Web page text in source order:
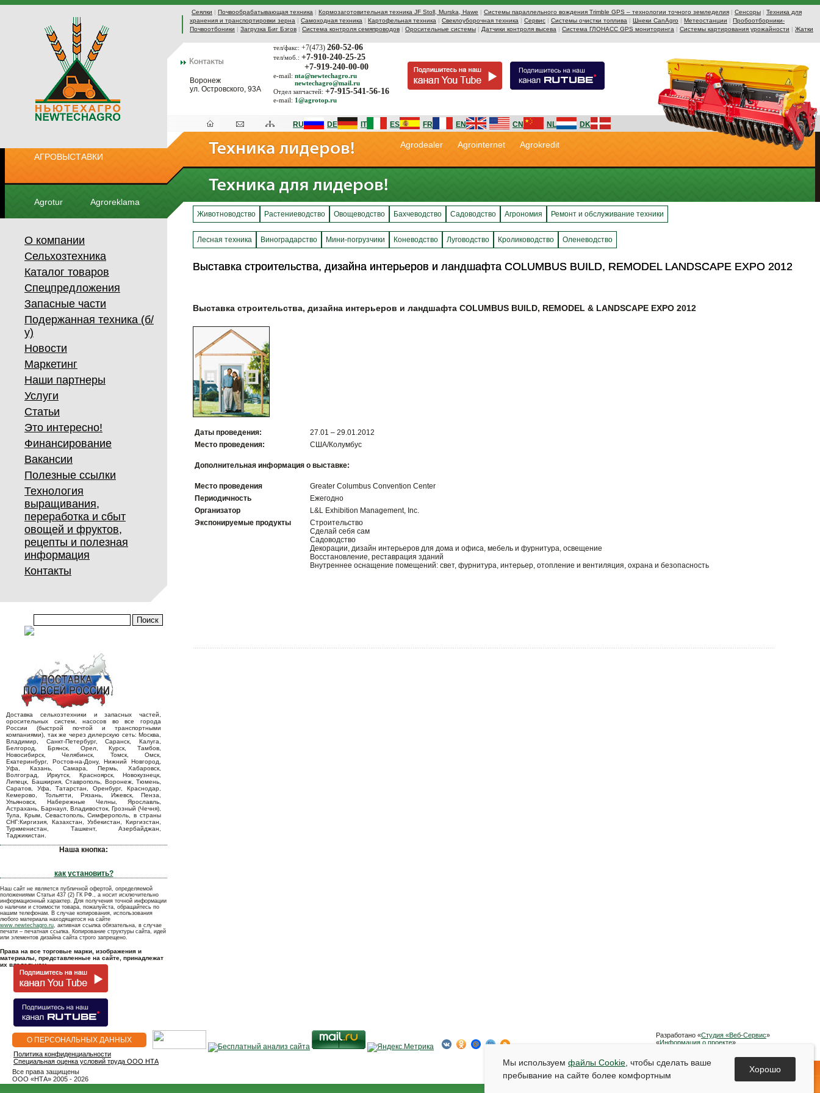
Сеялки | Почвообрабатывающая техника | Кормозаготовительная техника JF Stoll, Murska, Hawe | Системы параллельного вождения Trimble GPS – технологии точного земледелия | Сенсоры | Техника для
хранения и транспортировки зерна | Самоходная техника | Картофельная техника | Свеклоуборочная техника | Сервис | Системы очистки топлива | Шнеки CanAgro | Метеостанции | Пробоотборники-
Почвоотбоники | Загрузка Биг Бэгов | Система контроля семяпроводов | Оросительные системы | Датчики контроля высева | Система ГЛОНАСС GPS мониторинга | Системы картирования урожайности | Жатки
Воронеж
ул. Островского, 93А
тел/факс: +7(473) 260-52-06
тел/моб.: +7-910-240-25-25
+7-919-240-00-00
e-mail: nta@newtechagro.ru
newtechagro@mail.ru
Отдел запчастей: +7-915-541-56-16
e-mail: 1@agrotop.ru
АГРОВЫСТАВКИ
Agrotur Agroreklama
RU DE IT ES FR EN CN NL DK
Agrodealer Agrointernet Agrokredit
О компании
Сельхозтехника
Каталог товаров
Спецпредложения
Запасные части
Подержанная техника (б/
у)
Новости
Маркетинг
Наши партнеры
Услуги
Статьи
Это интересно!
Финансирование
Вакансии
Полезные ссылки
Технология
выращивания,
переработка и сбыт
овощей и фруктов,
рецепты и полезная
информация
Контакты
Доставка сельхозтехники и запасных частей,
оросительных систем, насосов во все города
России (быстрой почтой и транспортными
компаниями), так же через дилерскую сеть: Москва,
Владимир, Санкт-Петербург, Саранск, Калуга,
Белгород, Брянск, Орел, Курск, Тамбов,
Новосибирск, Челябинск, Томск, Омск,
Екатеринбург, Ростов-на-Дону, Нижний Новгород,
Уфа, Казань, Самара, Пермь, Хабаровск,
Волгоград, Иркутск, Красноярск, Новокузнецк,
Липецк, Башкирия, Ставрополь, Воронеж, Тюмень,
Саратов, Уфа, Татарстан, Оренбург, Краснодар,
Кемерово, Тольятти, Рязань, Ижевск, Пенза,
Ульяновск, Набережные Челны, Ярославль,
Астрахань, Барнаул, Владивосток, Грозный (Чечня),
Тула, Крым, Севастополь, Симферополь, в страны
СНГ:Киргизия, Казахстан, Узбекистан, Киргизстан,
Туркменистан, Ташкент, Азербайджан,
Таджикистан.
Наша кнопка:
как установить?
Наш сайт не является публичной офертой, определяемой
положениями Статьи 437 (2) ГК РФ., а носит исключительно
информационный характер. Для получения точной информации
о наличии и стоимости товара, пожалуйста, обращайтесь по
нашим телефонам. В случае копирования, использования
любого материала находящегося на сайте
www.newtechagro.ru, активная ссылка обязательна, в случае
печати – печатная ссылка. Копирование структуры сайта, идей
или элементов дизайна сайта строго запрещено.
Права на все торговые марки, изображения и
материалы, представленные на сайте, принадлежат
их владельцам.
Животноводство Растениеводство Овощеводство Бахчеводство Садоводство Агрономия Ремонт и обслуживание техники
Лесная техника Виноградарство Мини-погрузчики Коневодство Луговодство Кролиководство Оленеводство
Выставка строительства, дизайна интерьеров и ландшафта COLUMBUS BUILD, REMODEL LANDSCAPE EXPO 2012
Выставка строительства, дизайна интерьеров и ландшафта COLUMBUS BUILD, REMODEL LANDSCAPE EXPO 2012
Выставка строительства, дизайна интерьеров и ландшафта COLUMBUS BUILD, REMODEL & LANDSCAPE EXPO 2012
Даты проведения:
27.01 – 29.01.2012
Место проведения:
США/Колумбус
Дополнительная информация о выставке:
Место проведения
Greater Columbus Convention Center
Периодичность
Ежегодно
Организатор
L&L Exhibition Management, Inc.
Экспонируемые продукты
Строительство
Сделай себя сам
Садоводство
Декорации, дизайн интерьеров для дома и офиса, мебель и фурнитура, освещение
Восстановление, реставрация зданий
Внутреннее оснащение помещений: свет, фурнитура, интерьер, отопление и вентиляция, охрана и безопасность
О ПЕРСОНАЛЬНЫХ ДАННЫХ
Все права защищены
OOO «НТА» 2005 - 2026
Политика конфиденциальности
Специальная оценка условий труда ООО НТА
Разработано «Студия «Веб-Сервис»
«Информация о проекте»
Мы используем файлы Cookie , чтобы сделать ваше
пребывание на сайте более комфортным
Хорошо